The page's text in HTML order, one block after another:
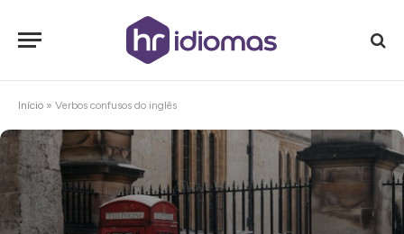
Início » Verbos confusos do inglês